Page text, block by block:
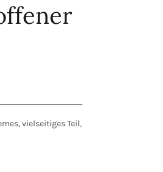
vielseitiges Teil,